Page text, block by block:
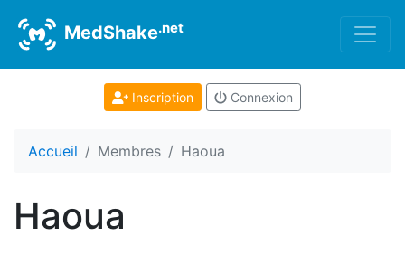
MedShake.net
Inscription Connexion
Accueil Membres Haoua
Haoua